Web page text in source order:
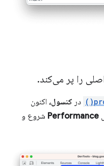
را پر می‌کند.
در کنسول، اکنون
Performance شروع و